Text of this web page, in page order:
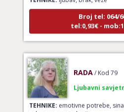
Broj tel: 064/
tel:0,93€ -
TEHNIKE:emotivne potrebe,
odnosa, numerologija